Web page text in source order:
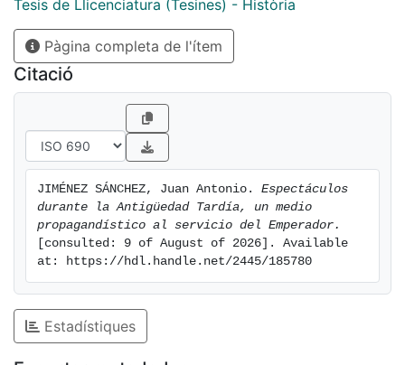
Tesis de Llicenciatura (Tesines) - Història
Pàgina completa de l'ítem
Citació
JIMÉNEZ SÁNCHEZ, Juan Antonio. Espectáculos
durante la Antigüedad Tardía, un medio
propagandístico al servicio del Emperador.
[consulted: 9 of August of 2026]. Available
at: https://hdl.handle.net/2445/185780
Estadístiques